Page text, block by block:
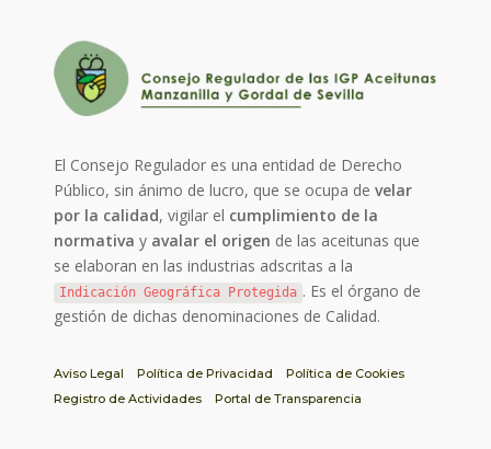
El Consejo Regulador es una entidad de Derecho
Público, sin ánimo de lucro, que se ocupa develar
por la calidad, vigilar el cumplimiento de la
normativa y avalar el origen de las aceitunas que
se elaboran en las industrias adscritas a la
Indicación Geográfica Protegida . Es el órgano de
gestión de dichas denominaciones de Calidad.
Aviso Legal Política de Privacidad
Política de Cookies
Registro de Actividades
Portal de Transparencia